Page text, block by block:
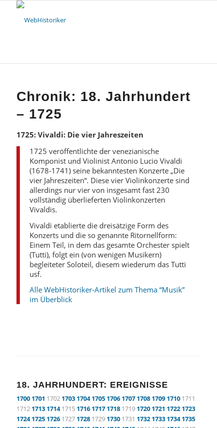
Chronik: 18. Jahrhundert
– 1725
1725: Vivaldi: Die vier Jahreszeiten
1725 veröffentlichte der venezianische
Komponist und Violinist Antonio Lucio Vivaldi
(1678-1741) seine bekanntesten Konzerte „Die
vier Jahreszeiten“. Diese vier Violinkonzerte sind
allerdings nur vier von insgesamt fast 230
vollständig überlieferten Violinkonzerten
Vivaldis.
Vivaldi etablierte die dreisätzige Form des
Konzerts und die so genannte Ritornellform:
Einem Teil, in dem das gesamte Orchester spielt
(Tutti), folgt ein (von wenigen Musikern)
begleiteter Soloteil, diesem wiederum das Tutti
usf.
Alle WebHistoriker-Artikel zum Thema “Musik”
im Überblick
18. JAHRHUNDERT: EREIGNISSE
1700 1701 1702 1703 1704 1705 1706 1707 1708 1709 17101711
1712 1713 17141715 1716 1717 17181719 1720 1721 1722 1723
1724 1725 17261727 17281729 17301731 1732 1733 1734 1735